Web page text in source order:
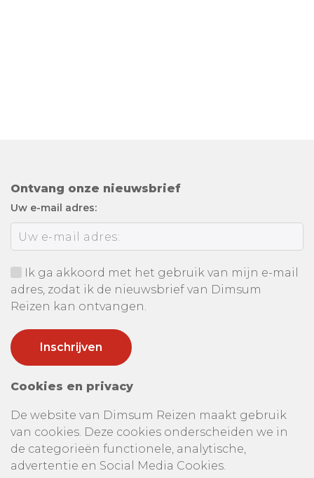
Ontvang onze nieuwsbrief
Uw e-mail adres:
Ik ga akkoord met het gebruik van mijn e-mail
adres, zodat ik de nieuwsbrief van Dimsum
Reizen kan ontvangen.
Cookies en privacy
De website van Dimsum Reizen maakt gebruik
van cookies. Deze cookies onderscheiden we in
de categorieën functionele, analytische,
advertentie en Social Media Cookies.